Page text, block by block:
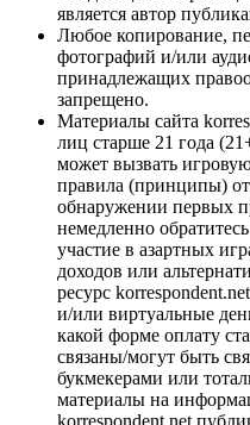
является автор
Любое копирование,
фотографий и/или
принадлежащих
запрещено.
Материалы сайта
лиц старше 21 года
может вызвать
правила (принципы)
обнаружении первых
немедленно
участие в азартных
доходов или
ресурс
и/или виртуальные
какой форме оплату
связаны/могут быть
букмекерами или
материалы на
korrespondent.net